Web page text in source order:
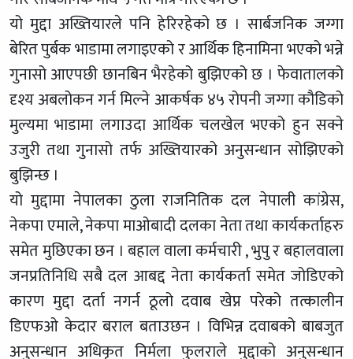
यो मुद्दा अख्तियारले पनि हेरिरहेको छ । सार्बजनिक जग्गा
बेरित पुर्बक भाडामा लगाइएको र आर्थिक हिनामिना भएको भन्ने
गुनासो आएपछी छानबिन भैरहेको बुझिएको छ । फेवातालको
दृश्य अबलोकन गर्न मिल्ने आकर्षक ४५ रोपनी जग्गा कौडिको
मुल्यमा भाडामा लगाउदा आर्थिक चलखेल भएको हुन सक्ने
उजुरी तथा गुनासो तर्फ अख्तियारको अनुसन्धान सोझिएको
बुझिन्छ ।
यो मुद्दामा नेपालका ठुला राजनितिक दल नेपाली कांग्रेस,
नेकपा एमाले, नेकपा माओबादी दलका नेता तथा कार्यकर्ताहरु
समेत मुछिएका छन । बहाल वाला कर्मचारी , भुपु र बहालवाला
जनप्रतिनिधि सबै दल आबद्द नेता कार्यकर्ता समेत जोडिएको
कारण मुद्दा दर्ता नगर्न ठूलो दवाब खेप्न परेको तत्कालीन
डिएफओ केदार बराल बताउछन । विभिन्न दवाबको बाबजुत
अनुसन्धान अधिकृत निर्मला फुलराले मुद्दाको अनुसन्धान